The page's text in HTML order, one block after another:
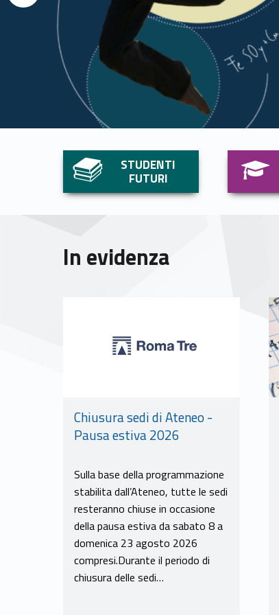
Link identifier #identifier__150392-1
STUDENTI
FUTURI
Link identifier #identifier__37883-2
In evidenza
Chiusura sedi di Ateneo -
Pausa estiva 2026
Sulla base della programmazione
stabilita dall’Ateneo, tutte le sedi
resteranno chiuse in occasione
della pausa estiva da sabato 8 a
domenica 23 agosto 2026
compresi.Durante il periodo di
chiusura delle sedi…
Link identifier #identifier__14352-8